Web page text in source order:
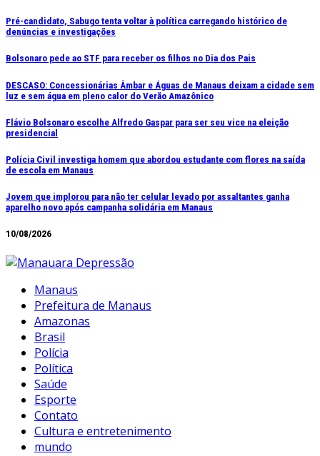
Ir
para
o
Pré-candidato, Sabugo tenta voltar à política carregando histórico de
denúncias e investigações
Bolsonaro pede ao STF para receber os filhos no Dia dos Pais
DESCASO: Concessionárias Âmbar e Águas de Manaus deixam a cidade sem
luz e sem água em pleno calor do Verão Amazônico
Flávio Bolsonaro escolhe Alfredo Gaspar para ser seu vice na eleição
presidencial
Polícia Civil investiga homem que abordou estudante com flores na saída
de escola em Manaus
Jovem que implorou para não ter celular levado por assaltantes ganha
aparelho novo após campanha solidária em Manaus
10/08/2026
Manaus
Prefeitura de Manaus
Amazonas
Brasil
Polícia
Política
Saúde
Esporte
Contato
Cultura e entretenimento
mundo